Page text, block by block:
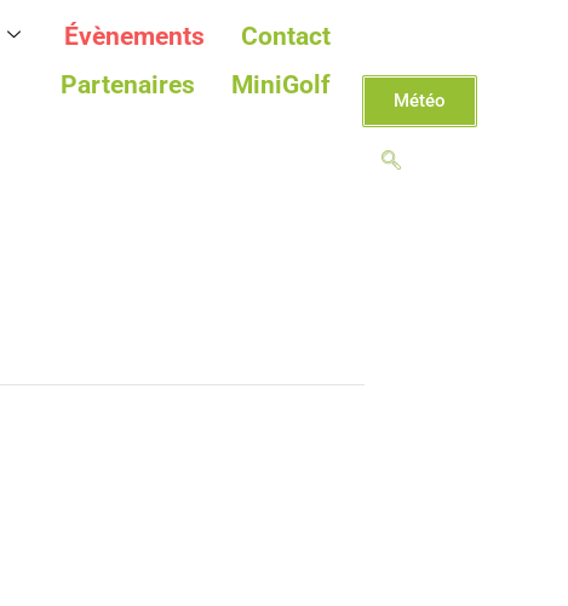
Évènements
Contact
Partenaires
MiniGolf
Météo